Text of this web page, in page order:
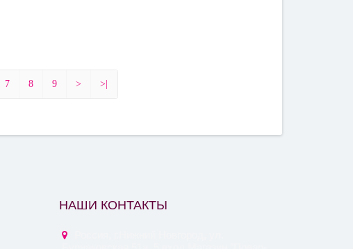
7 8 9 > >|
НАШИ КОНТАКТЫ